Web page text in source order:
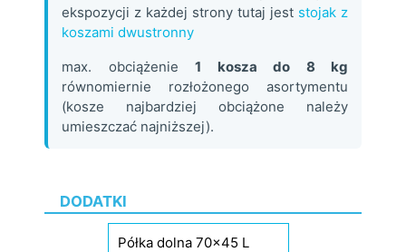
ekspozycji z każdej strony tutaj jest stojak z
koszami dwustronny
max. obciążenie 1 kosza do 8 kg
równomiernie rozłożonego asortymentu
(kosze najbardziej obciążone należy
umieszczać najniższej).
DODATKI
Półka dolna 70x45 L